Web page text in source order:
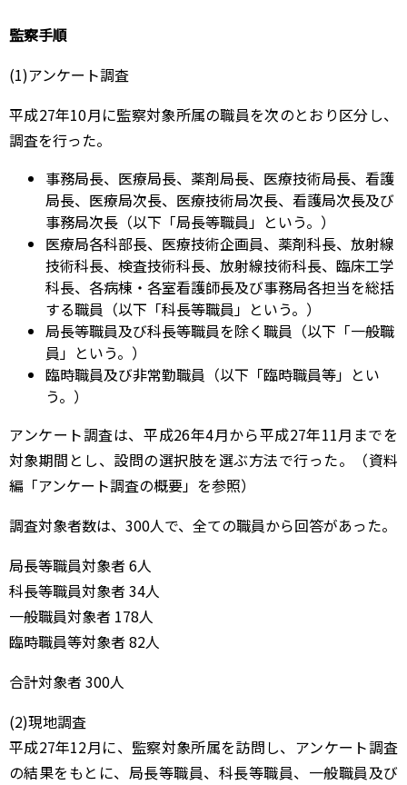
監察手順
(1)アンケート調査
平成27年10月に監察対象所属の職員を次のとおり区分し、
調査を行った。
事務局長、医療局長、薬剤局長、医療技術局長、看護
局長、医療局次長、医療技術局次長、看護局次長及び
事務局次長（以下「局長等職員」という。）
医療局各科部長、医療技術企画員、薬剤科長、放射線
技術科長、検査技術科長、放射線技術科長、臨床工学
科長、各病棟・各室看護師長及び事務局各担当を総括
する職員（以下「科長等職員」という。）
局長等職員及び科長等職員を除く職員（以下「一般職
員」という。）
臨時職員及び非常勤職員（以下「臨時職員等」とい
う。）
アンケート調査は、平成26年4月から平成27年11月までを
対象期間とし、設問の選択肢を選ぶ方法で行った。（資料
編「アンケート調査の概要」を参照）
調査対象者数は、300人で、全ての職員から回答があった。
局長等職員対象者 6人
科長等職員対象者 34人
一般職員対象者 178人
臨時職員等対象者 82人
合計対象者 300人
(2)現地調査
平成27年12月に、監察対象所属を訪問し、アンケート調査
の結果をもとに、局長等職員、科長等職員、一般職員及び